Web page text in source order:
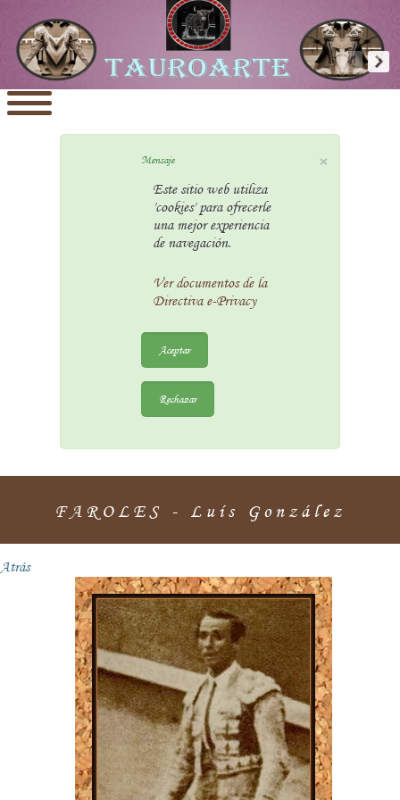
×
Mensaje
Este sitio web utiliza
'cookies' para ofrecerle
una mejor experiencia
de navegación.
Ver documentos de la
Directiva e-Privacy
Aceptar
Rechazar
FAROLES - Luís González
Atrás